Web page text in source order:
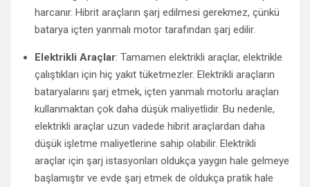
harcanır. Hibrit araçların şarj edilmesi gerekmez, çünkü
batarya içten yanmalı motor tarafından şarj edilir.
Elektrikli Araçlar: Tamamen elektrikli araçlar, elektrikle
çalıştıkları için hiç yakıt tüketmezler. Elektrikli araçların
bataryalarını şarj etmek, içten yanmalı motorlu araçları
kullanmaktan çok daha düşük maliyetlidir. Bu nedenle,
elektrikli araçlar uzun vadede hibrit araçlardan daha
düşük işletme maliyetlerine sahip olabilir. Elektrikli
araçlar için şarj istasyonları oldukça yaygın hale gelmeye
başlamıştır ve evde şarj etmek de oldukça pratik hale